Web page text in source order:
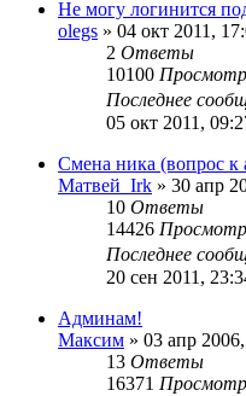
Не могу логинится
olegs » 04 окт 2011,
2 Ответы
10100
Последнее
05 окт 2011,
Смена ника (вопрос
Матвей_Irk » 30 апр
10 Ответы
14426
Последнее
20 сен 2011,
Админам!
Максим » 03 апр
13 Ответы
16371